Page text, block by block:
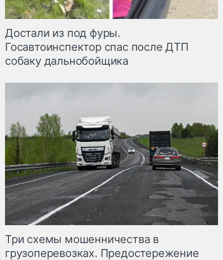
Достали из под фуры.
Госавтоинспектор спас после ДТП
собаку дальнобойщика
Три схемы мошенничества в
грузоперевозках. Предостережение